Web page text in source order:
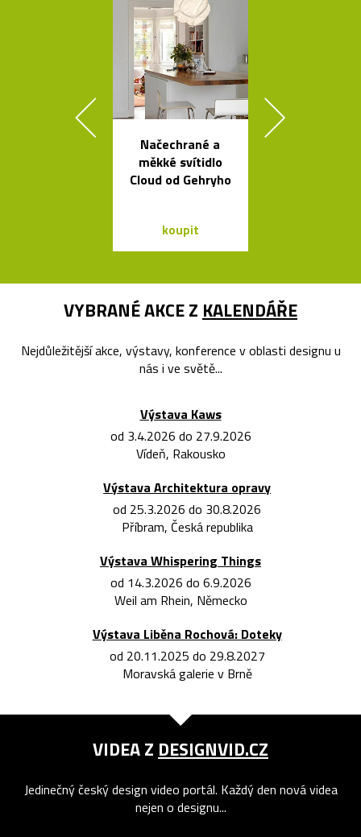
Načechrané a
měkké svítidlo
Cloud od Gehryho
koupit
VYBRANÉ AKCE Z KALENDÁŘE
Nejdůležitější akce, výstavy, konference v oblasti designu u
nás i ve světě...
Výstava Kaws
od 3.4.2026 do 27.9.2026
Vídeň, Rakousko
Výstava Architektura opravy
od 25.3.2026 do 30.8.2026
Příbram, Česká republika
Výstava Whispering Things
od 14.3.2026 do 6.9.2026
Weil am Rhein, Německo
Výstava Liběna Rochová: Doteky
od 20.11.2025 do 29.8.2027
Moravská galerie v Brně
VIDEA Z DESIGNVID.CZ
Jedinečný český design video portál. Každý den nová videa
nejen o designu...